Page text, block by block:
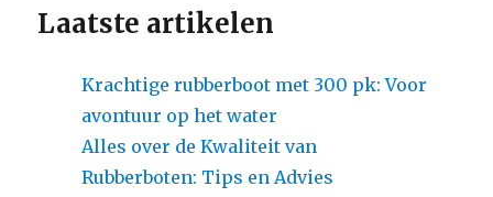
Laatste artikelen
Krachtige rubberboot met 300 pk: Voor
avontuur op het water
Alles over de Kwaliteit van
Rubberboten: Tips en Advies